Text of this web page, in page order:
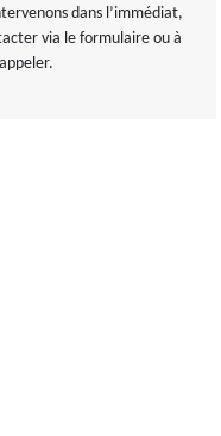
dans l’immédiat,
via le formulaire ou à